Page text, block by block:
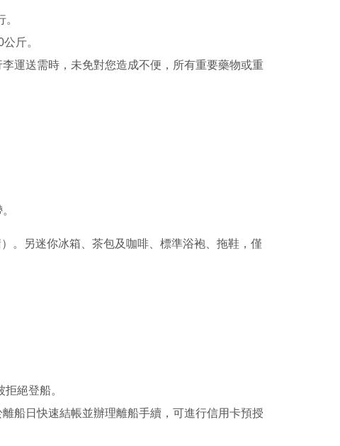
斤。
運送需時，未免對您造成不便，所有重要藥物或重
。另迷你冰箱、茶包及咖啡、標準浴袍、拖鞋，僅
絕登船。
船日快速結帳並辦理離船手續，可進行信用卡預授